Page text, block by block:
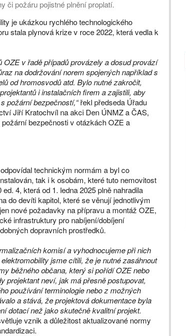
či požáru pojistné plnění proplatí.
je ukázkou rychlého technologického
stala plynová krize v roce 2022, která vedla k
v řadě případů provázely a dosud provází
na dodržování norem spojených například s
od hromosvodů atd. Bylo nutné zakročit,
i instalačních firem a zajistili, aby
požární bezpečností,“řekl předseda Úřadu
Jiří Kratochvíl na akci Den ÚNMZ a ČAS,
bezpečnosti v otázkách OZE a
technickým normám a byl co
tak i k osobám, které tuto nemovitost
4, která od 1. ledna 2025 plně nahradila
do devíti kapitol, které se věnují jednotlivým
nové požadavky na přípravu a montáž OZE,
infrastruktury pro nabíjení/dobíjení
dopravních prostředků.
komisí a vyhodnocujeme při nich
jsme cítili, že je nutné zasáhnout
běžného občana, který si pořídí OZE nebo
projektant neví, jak má přesně postupovat,
používání terminologie nebo z možných
a stává, že projektová dokumentace byla
dotací než jako skutečně kvalitní projekt.
vznik a důležitost aktualizované normy